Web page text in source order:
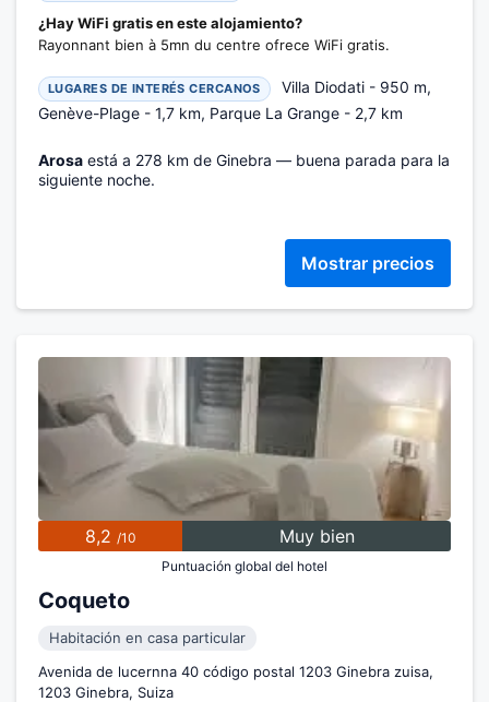
¿Hay WiFi gratis en este alojamiento?
Rayonnant bien à 5mn du centre ofrece WiFi gratis.
LUGARES DE INTERÉS CERCANOS
Villa Diodati - 950 m,
Genève-Plage - 1,7 km, Parque La Grange - 2,7 km
Arosa está a 278 km de Ginebra — buena parada para la
siguiente noche.
Mostrar precios
8,2 /10 Muy bien
Puntuación global del hotel
Coqueto
Habitación en casa particular
Avenida de lucernna 40 código postal 1203 Ginebra zuisa,
1203 Ginebra, Suiza